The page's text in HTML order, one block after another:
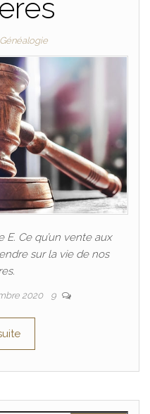
Généalogie
Ce qu’un vente aux
sur la vie de nos
2020 9